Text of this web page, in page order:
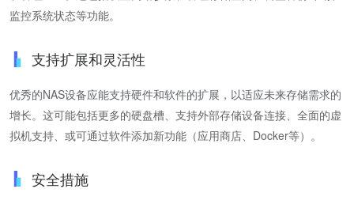
监控系统状态等功能。
支持扩展和灵活性
优秀的NAS设备应能支持硬件和软件的扩展，以适应未来存储需求的
增长。这可能包括更多的硬盘槽、支持外部存储设备连接、全面的虚
拟机支持、或可通过软件添加新功能（应用商店、Docker等）。
安全措施